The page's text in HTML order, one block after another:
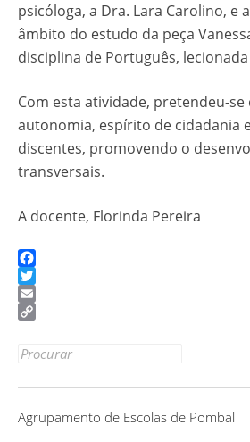
psicóloga, a Dra. Lara Carolino, e
âmbito do estudo da peça
disciplina de Português,
Com esta atividade, pretendeu-
autonomia, espírito de cidadania
discentes, promovendo o
transversais.
A docente, Florinda Pereira
Facebook
Twitter
Email
Link
Search for:
Agrupamento de Escolas de Pombal